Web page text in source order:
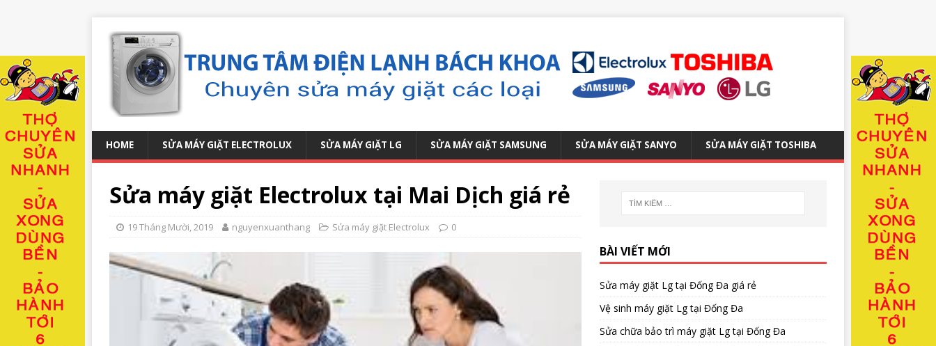
HOME SỬA MÁY GIẶT ELECTROLUX SỬA MÁY GIẶT LG SỬA MÁY GIẶT SAMSUNG SỬA MÁY GIẶT SANYO SỬA MÁY GIẶT TOSHIBA
Sửa máy giặt Electrolux tại Mai Dịch giá rẻ
19 Tháng Mười, 2019 nguyenxuanthang Sửa máy giặt Electrolux 0
BÀI VIẾT MỚI
Sửa máy giặt Lg tại Đống Đa giá rẻ
Vệ sinh máy giặt Lg tại Đống Đa
Sửa chữa bảo trì máy giặt Lg tại Đống Đa